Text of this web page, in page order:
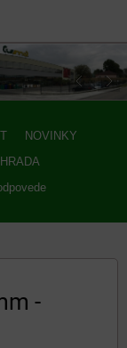
NOVINKY
-